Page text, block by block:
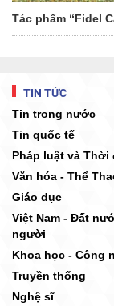
Tác phẩm “Fidel
TIN TỨC
Tin trong nước
Tin quốc tế
Pháp luật và Thời
Văn hóa - Thể
Giáo dục
Việt Nam - Đất
người
Khoa học - Công
Truyền thống
Nghệ sĩ